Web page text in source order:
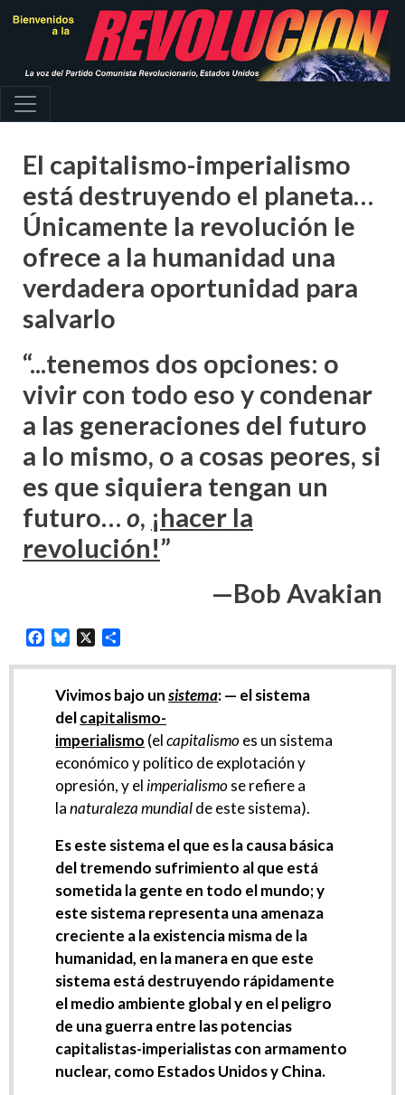
principal
El capitalismo-imperialismo
está destruyendo el planeta…
Únicamente la revolución le
ofrece a la humanidad una
verdadera oportunidad para
salvarlo
“...tenemos dos opciones: o
vivir con todo eso y condenar
a las generaciones del futuro
a lo mismo, o a cosas peores, si
es que siquiera tengan un
futuro… o, ¡hacer la
revolución!”
—Bob Avakian
Facebook
Bluesky
X
Vivimos bajo unsistema:— el sistema
delcapitalismo-
imperialismo (elcapitalismoes un sistema
económico y político de explotación y
opresión, y el imperialismose refiere a
lanaturaleza mundialde este sistema).
Es este sistema el que es la causa básica
del tremendo sufrimiento al que está
sometida la gente en todo el mundo; y
este sistema representa una amenaza
creciente a la existencia misma de la
humanidad, en la manera en que este
sistema está destruyendo rápidamente
el medio ambiente global y en el peligro
de una guerra entre las potencias
capitalistas-imperialistas con armamento
nuclear, como Estados Unidos y China.